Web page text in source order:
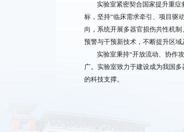
实验室紧密契合国家提升重
标，坚持“临床需求牵引、项目驱
向，系统开展多器官损伤共性机
预警与干预新技术，不断提升区域
实验室秉持“开放流动、协作
广。实验室致力于建设成为我国
的科技支撑。